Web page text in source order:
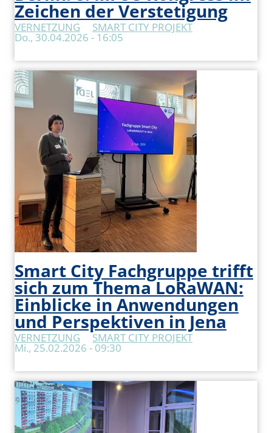
Zeichen der Verstetigung
VERNETZUNG SMART CITY PROJEKT
Do., 30.04.2026 - 16:05
Smart City Fachgruppe trifft
sich zum Thema LoRaWAN:
Einblicke in Anwendungen
und Perspektiven in Jena
VERNETZUNG SMART CITY PROJEKT
Mi., 25.02.2026 - 09:30